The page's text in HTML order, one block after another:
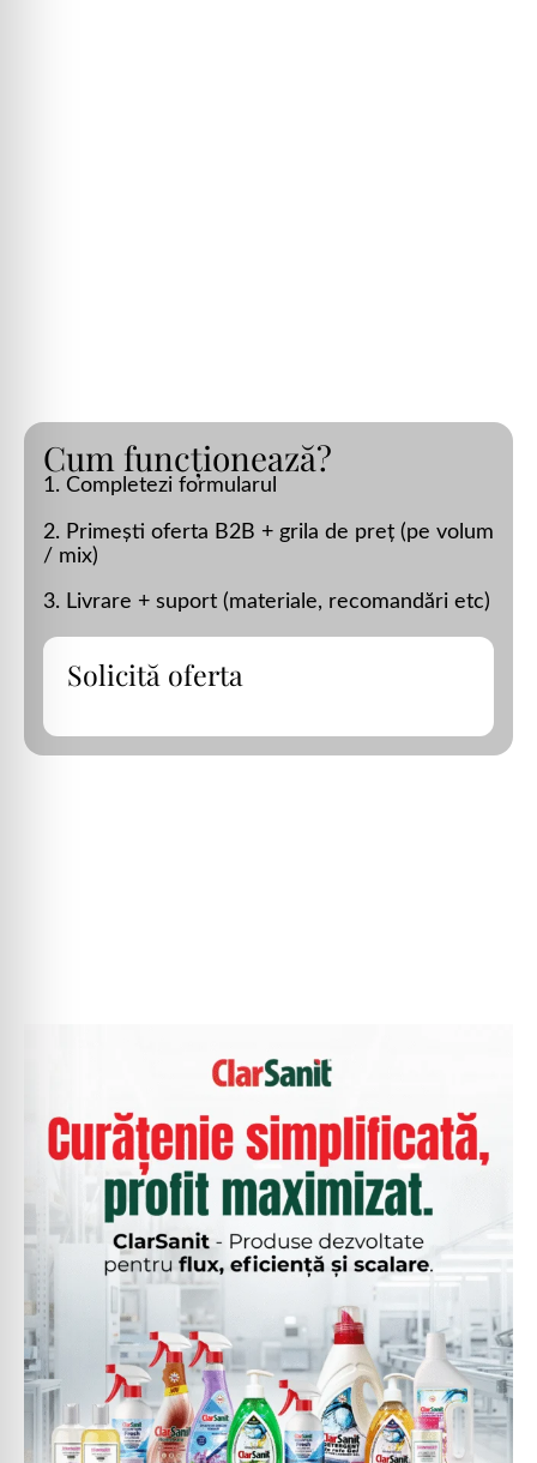
Cum funcționează?
1. Completezi formularul
2. Primești oferta B2B + grila de preț (pe volum
/ mix)
3. Livrare + suport (materiale, recomandări etc)
Solicită oferta